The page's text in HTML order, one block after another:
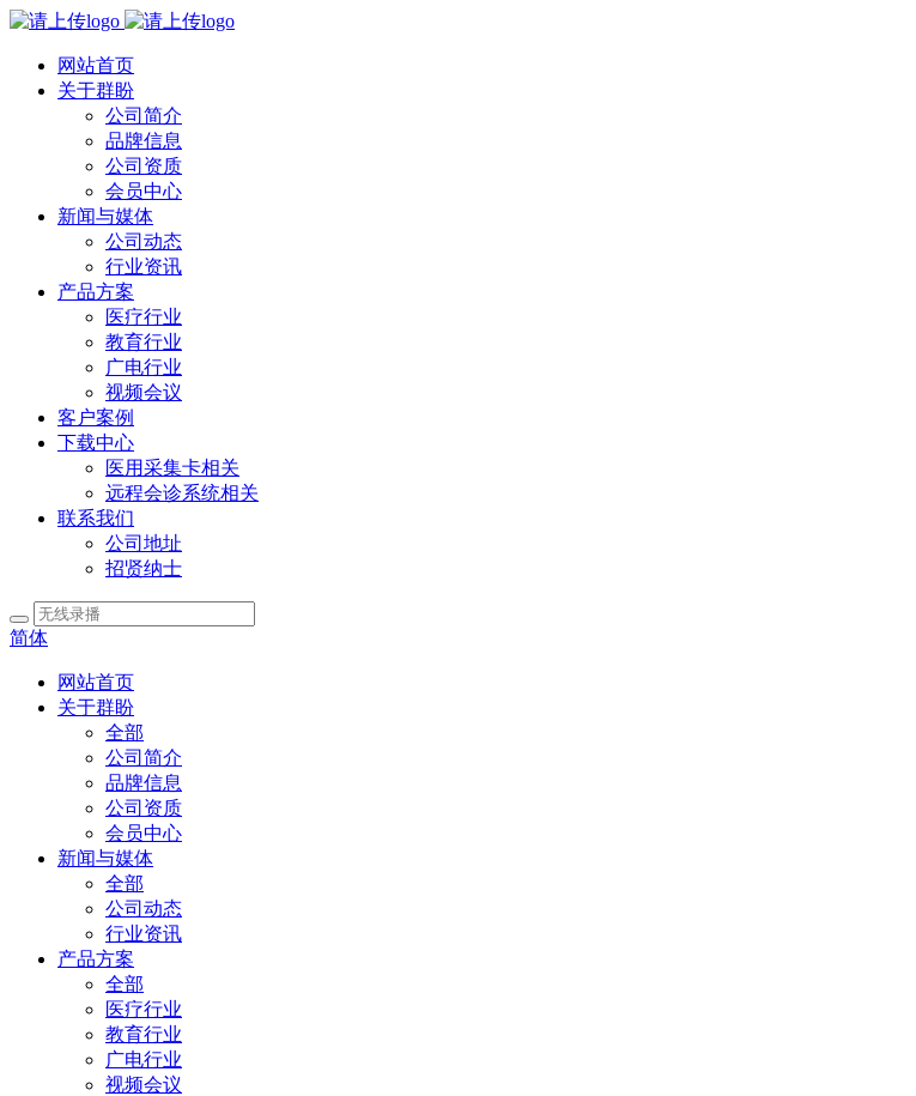
网站首页
关于群盼
公司简介
品牌信息
公司资质
会员中心
新闻与媒体
公司动态
行业资讯
产品方案
医疗行业
教育行业
广电行业
视频会议
客户案例
下载中心
医用采集卡相关
远程会诊系统相关
联系我们
公司地址
招贤纳士
简体
网站首页
关于群盼
全部
公司简介
品牌信息
公司资质
会员中心
新闻与媒体
全部
公司动态
行业资讯
产品方案
全部
医疗行业
教育行业
广电行业
视频会议